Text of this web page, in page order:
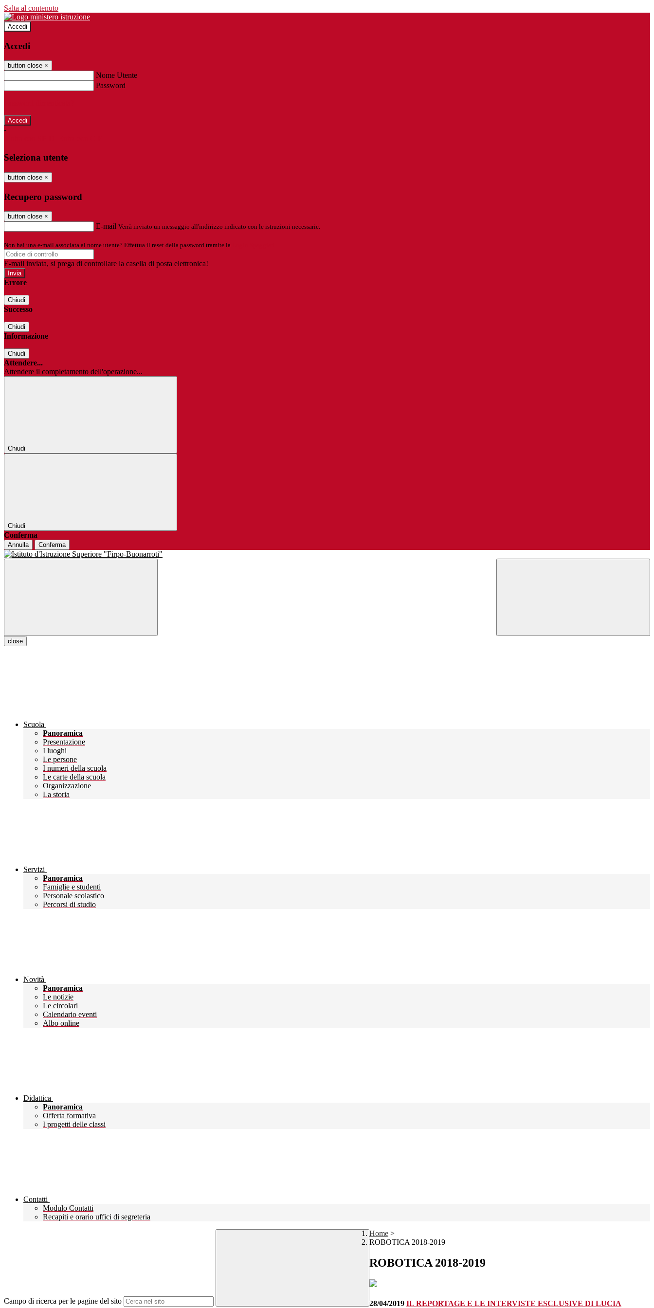
Salta al contenuto
Accedi
Accedi
button close ×
Nome Utente
Password
-
Seleziona utente
button close ×
Recupero password
button close ×
E-mail Verrà inviato un messaggio all'indirizzo indicato con le istruzioni necessarie.
Non hai una e-mail associata al nome utente? Effettua il reset della password tramite la
E-mail inviata, si prega di controllare la casella di posta elettronica!
Errore
Chiudi
Successo
Chiudi
Informazione
Chiudi
Attendere...
Attendere il completamento dell'operazione...
Chiudi
Chiudi
Conferma
Annulla Conferma
close
Scuola
Panoramica
Presentazione
I luoghi
Le persone
I numeri della scuola
Le carte della scuola
Organizzazione
La storia
Servizi
Panoramica
Famiglie e studenti
Personale scolastico
Percorsi di studio
Novità
Panoramica
Le notizie
Le circolari
Calendario eventi
Albo online
Didattica
Panoramica
Offerta formativa
I progetti delle classi
Contatti
Modulo Contatti
Recapiti e orario uffici di segreteria
Campo di ricerca per le pagine del sito
Home >
ROBOTICA 2018-2019
ROBOTICA 2018-2019
28/04/2019 IL REPORTAGE E LE INTERVISTE ESCLUSIVE DI LUCIA